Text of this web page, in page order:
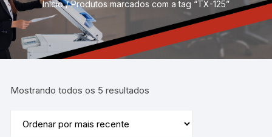
Início/ Produtos marcados com a tag “TX-125”
Mostrando todos os 5 resultados